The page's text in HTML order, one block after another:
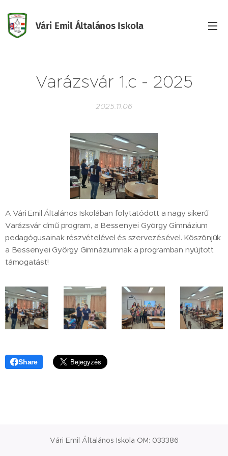
Vári Emil Általános Iskola
Varázsvár 1.c - 2025
2025.11.06
A Vári Emil Általános Iskolában folytatódott a nagy sikerű
Varázsvár című program, a Bessenyei György Gimnázium
pedagógusainak részvételével és szervezésével. Köszönjük
a Bessenyei György Gimnáziumnak a programban nyújtott
támogatást!
Share
Vári Emil Általános Iskola OM: 033386